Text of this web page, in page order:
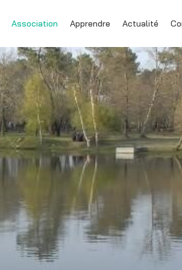
Association Apprendre Actualité